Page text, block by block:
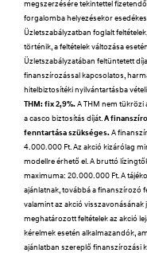
megszerzésére tekintettel
forgalomba helyezésekor
Üzletszabályzatban foglalt
történik, a feltételek változása
Üzletszabályzatában feltüntetett
finanszírozással kapcsolatos,
hitelbiztosítéki nyilvántartásba
THM: fix 2,9%.A THM nem tükrözi
a casco biztosítás díját.A
fenntartása szükséges.A
4.000.000 Ft. Az akció kizárólag
modellre érhető el. A bruttó
maximuma: 20.000.000 Ft. A
ajánlatnak, továbbá a finanszírozó
valamint az akció visszavonásának
meghatározott feltételek az akció
kérelmek esetén alkalmazandók,
ajánlatban szereplő finanszírozási